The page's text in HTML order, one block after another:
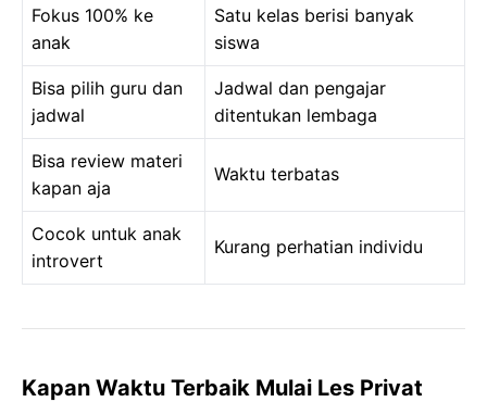
Fokus 100% ke
anak
Satu kelas berisi banyak
siswa
Bisa pilih guru dan
jadwal
Jadwal dan pengajar
ditentukan lembaga
Bisa review materi
kapan aja
Waktu terbatas
Cocok untuk anak
introvert
Kurang perhatian individu
Kapan Waktu Terbaik Mulai Les Privat